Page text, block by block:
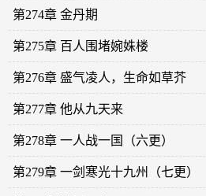
第274章 金丹期
第275章 百人围堵婉姝楼
第276章 盛气凌人，生命如草芥
第277章 他从九天来
第278章 一人战一国（六更）
第279章 一剑寒光十九州（七更）